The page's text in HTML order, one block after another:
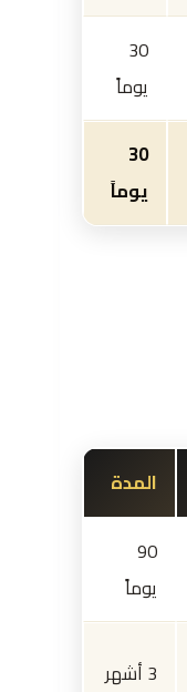
30
يوماً
30
يوماً
المدة
90
يوماً
3 أشهر